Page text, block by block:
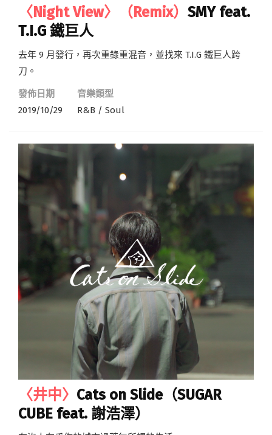
〈Night View〉（Remix） SMY feat.
T.I.G 鐵巨人
去年 9 月發行，再次重錄重混音，並找來 T.I.G 鐵巨人跨
刀。
發佈日期
2019/10/29
音樂類型
R&B / Soul
〈井中〉 Cats on Slide（SUGAR
CUBE feat. 謝浩澤）